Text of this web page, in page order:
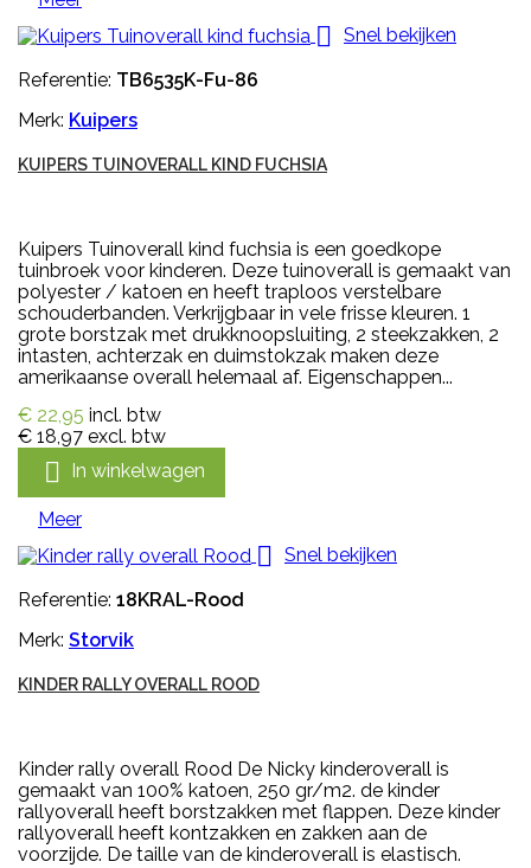

Snel bekijken
Referentie: TB6535K-Fu-86
Merk: Kuipers
KUIPERS TUINOVERALL KIND FUCHSIA
Kuipers Tuinoverall kind fuchsia is een goedkope
tuinbroek voor kinderen. Deze tuinoverall is gemaakt van
polyester / katoen en heeft traploos verstelbare
schouderbanden. Verkrijgbaar in vele frisse kleuren. 1
grote borstzak met drukknoopsluiting, 2 steekzakken, 2
intasten, achterzak en duimstokzak maken deze
amerikaanse overall helemaal af. Eigenschappen...
€ 22,95 incl. btw
€ 18,97 excl. btw
 In winkelwagen
Meer

Snel bekijken
Referentie: 18KRAL-Rood
Merk: Storvik
KINDER RALLY OVERALL ROOD
Kinder rally overall Rood De Nicky kinderoverall is
gemaakt van 100% katoen, 250 gr/m2. de kinder
rallyoverall heeft borstzakken met flappen. Deze kinder
rallyoverall heeft kontzakken en zakken aan de
voorzijde. De taille van de kinderoverall is elastisch.